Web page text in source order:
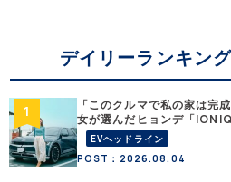
デイリーランキン
「このクルマで私の家は完
女が選んだヒョンデ「
「エネルギーハック」な生活
みんEVレポート その１】
EVヘッドライン
POST：2026.08.04